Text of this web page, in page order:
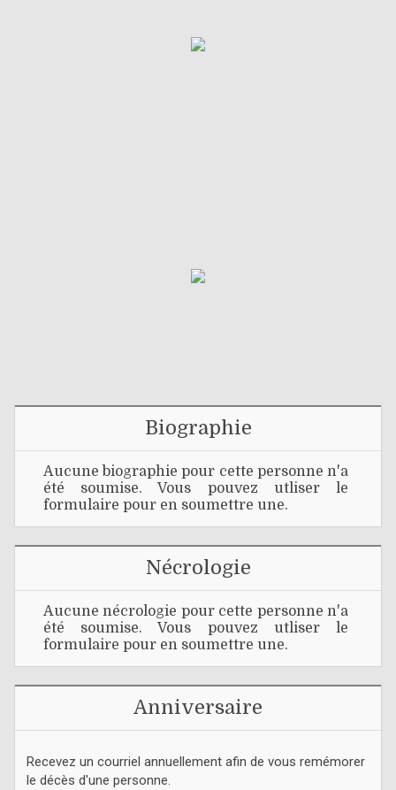
Biographie
Aucune biographie pour cette personne n'a
été soumise. Vous pouvez utliser le
formulaire pour en soumettre une.
Nécrologie
Aucune nécrologie pour cette personne n'a
été soumise. Vous pouvez utliser le
formulaire pour en soumettre une.
Anniversaire
Recevez un courriel annuellement afin de vous remémorer
le décès d'une personne.